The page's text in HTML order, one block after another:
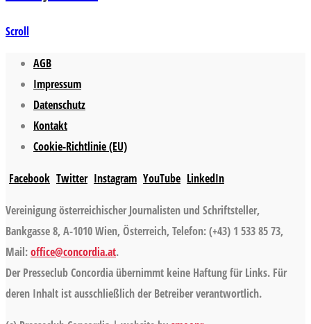
Scroll
AGB
Impressum
Datenschutz
Kontakt
Cookie-Richtlinie (EU)
Facebook Twitter Instagram YouTube LinkedIn
Vereinigung österreichischer Journalisten und Schriftsteller,
Bankgasse 8, A-1010 Wien, Österreich, Telefon: (+43) 1 533 85 73,
Mail:office@concordia.at.
Der Presseclub Concordia übernimmt keine Haftung für Links. Für
deren Inhalt ist ausschließlich der Betreiber verantwortlich.